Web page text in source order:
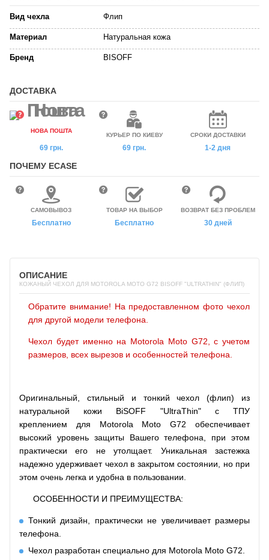
Вид чехла Флип
Материал Натуральная кожа
Бренд BISOFF
ДОСТАВКА
НОВА ПОШТА
69 грн.
КУРЬЕР ПО КИЕВУ
69 грн.
СРОКИ ДОСТАВКИ
1-2 дня
ПОЧЕМУ ECASE
САМОВЫВОЗ
Бесплатно
ТОВАР НА ВЫБОР
Бесплатно
ВОЗВРАТ БЕЗ ПРОБЛЕМ
30 дней
ОПИСАНИЕ
КОЖАНЫЙ ЧЕХОЛ ДЛЯ MOTOROLA MOTO G72 BISOFF "ULTRATHIN" (ФЛИП)
Обратите внимание! На предоставленном фото чехол
для другой модели телефона.
Чехол будет именно на Motorola Moto G72, с учетом
размеров, всех вырезов и особенностей телефона.
Оригинальный, стильный и тонкий чехол (флип) из
натуральной кожи BiSOFF "UltraThin" с ТПУ
креплением для Motorola Moto G72 обеспечивает
высокий уровень защиты Вашего телефона, при этом
практически его не утолщает. Уникальная застежка
надежно удерживает чехол в закрытом состоянии, но при
этом очень легка и удобна в пользовании.
ОСОБЕННОСТИ И ПРЕИМУЩЕСТВА:
Тонкий дизайн, практически не увеличивает размеры
телефона.
Чехол разработан специально для Motorola Moto G72.